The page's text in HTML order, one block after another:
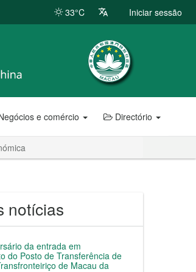
33°C Iniciar sessão
e comércio Directório
notícias
da entrada em
do Posto de Transferência de
de Macau da